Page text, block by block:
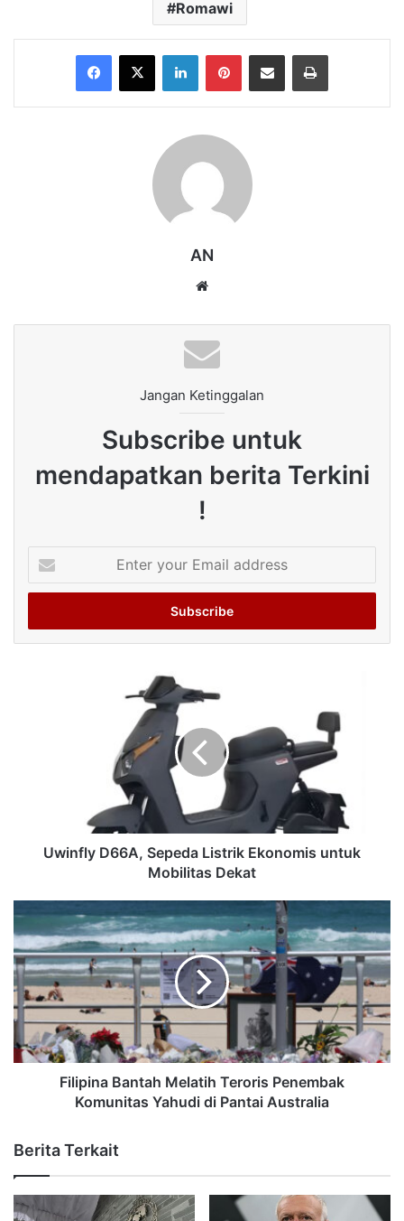
Romawi
Facebook
X LinkedInPinterestShare via Email Print
AN
Jangan Ketinggalan
Subscribe untuk
mendapatkan berita Terkini
!
your
Email
Uwinfly D66A, Sepeda Listrik Ekonomis untuk
Mobilitas Dekat
Filipina Bantah Melatih Teroris Penembak
Komunitas Yahudi di Pantai Australia
Berita Terkait